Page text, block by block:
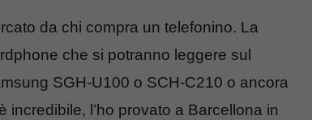
da chi compra un telefonino. La
che si potranno leggere sul
SGH-U100 o SCH-C210 o ancora
l’ho provato a Barcellona in